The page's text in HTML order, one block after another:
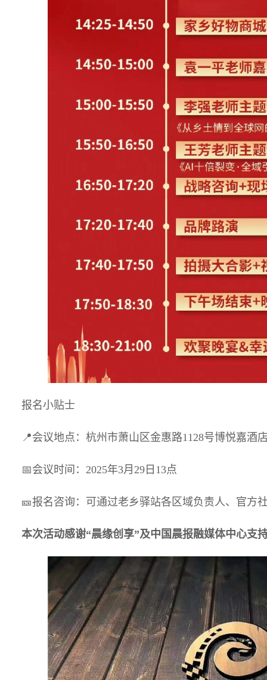
报名小贴士
📍会议地点：杭州市萧山区金惠路1128号博悦嘉酒
📅会议时间：2025年3月29日13点
🎫报名咨询：可通过老乡驿站各区域负责人、官方
本次活动感谢“晨缘创享”及中国晨报融媒体中心支